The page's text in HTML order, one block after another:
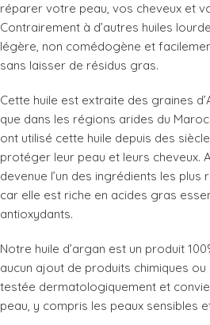
réparer votre peau, vos cheveux et
Contrairement à d’autres huiles
légère, non comédogène et
sans laisser de résidus gras.
Cette huile est extraite des graines
que dans les régions arides du
ont utilisé cette huile depuis des
protéger leur peau et leurs cheveux.
devenue l’un des ingrédients les
car elle est riche en acides gras
antioxydants.
Notre huile d’argan est un produit
aucun ajout de produits chimiques
testée dermatologiquement et
peau, y compris les peaux sensibles